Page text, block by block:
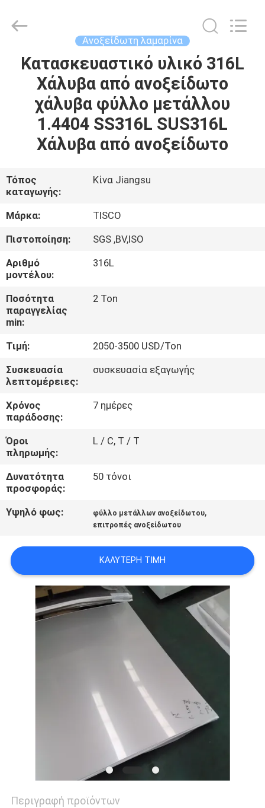
ΣΠΊΤΙ
ΠΡΟΪΌΝΤΑ
ΠΕΡΊΠΟΥ
ΓΎΡΟΣ
ΕΡΓΟΣΤΑΣΊΩΝ
ΠΟΙΟΤΙΚΌΣ
ΈΛΕΓΧΟΣ
ΜΑΣ
ΣΕ
ΕΠΑΦΉ
ΕΙΔΉΣΕΙΣ
ΠΕΡΙΠΤΏΣΕΙΣ
COMPANY
SITEMAP
PRIVACY
POLICY
INDUSTRIAL
LIMITED.
Ανοξείδωτη λαμαρίνα
Κατασκευαστικό υλικό 316L
Χάλυβα από ανοξείδωτο
χάλυβα φύλλο μετάλλου
1.4404 SS316L SUS316L
Χάλυβα από ανοξείδωτο
Τόπος
καταγωγής:
Κίνα Jiangsu
Μάρκα:
TISCO
Πιστοποίηση:
SGS ,BV,ISO
Αριθμό
μοντέλου:
316L
Ποσότητα
παραγγελίας
min:
2 Ton
Τιμή:
2050-3500 USD/Ton
Συσκευασία
λεπτομέρειες:
συσκευασία εξαγωγής
Χρόνος
παράδοσης:
7 ημέρες
Όροι
πληρωμής:
L / C, T / T
Δυνατότητα
προσφοράς:
50 τόνοι
Υψηλό φως: φύλλο μετάλλων ανοξείδωτου,
επιτροπές ανοξείδωτου
ΚΑΛΎΤΕΡΗ ΤΙΜΉ
Περιγραφή προϊόντων